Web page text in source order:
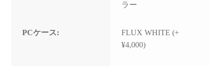
ラー
PCケース:
FLUX WHITE (+
¥4,000)